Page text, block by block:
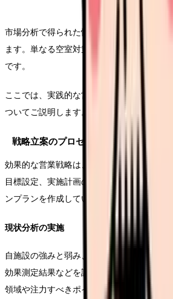
市場分析で得られた情報を基に、具体的な
ます。単なる空室対策ではなく、長期的な
です。
ここでは、実践的な営業戦略の立案プロセ
ついてご説明します。
戦略立案のプロセス
効果的な営業戦略は、綿密な計画立案から
目標設定、実施計画の策定という段階を踏
ンプランを作成していきます。
現状分析の実施
自施設の強みと弱み、現在の入居率や稼働
効果測定結果などを詳細に分析します。こ
領域や注力すべきポイントが明確になります